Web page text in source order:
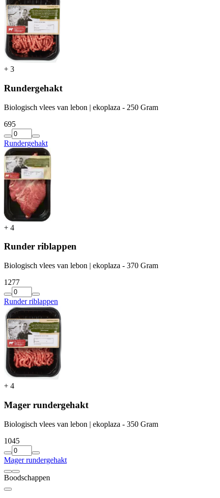
+ 3
Rundergehakt
Biologisch vlees van lebon | ekoplaza - 250 Gram
695
Rundergehakt
+ 4
Runder riblappen
Biologisch vlees van lebon | ekoplaza - 370 Gram
1277
Runder riblappen
+ 4
Mager rundergehakt
Biologisch vlees van lebon | ekoplaza - 350 Gram
1045
Mager rundergehakt
Boodschappen